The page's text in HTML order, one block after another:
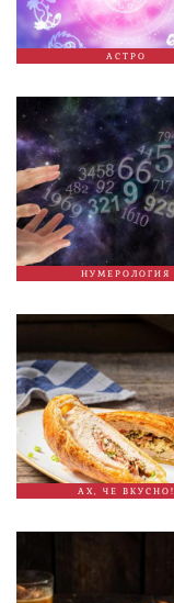
АСТРО
НУМЕРОЛОГИЯ
АХ, ЧЕ ВКУСНО!